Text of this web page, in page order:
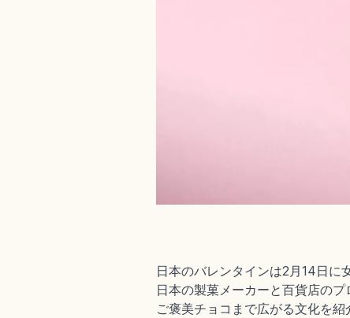
日本のバレンタインは2月14日に
日本の製菓メーカーと百貨店の
ご褒美チョコまで広がる文化を紹